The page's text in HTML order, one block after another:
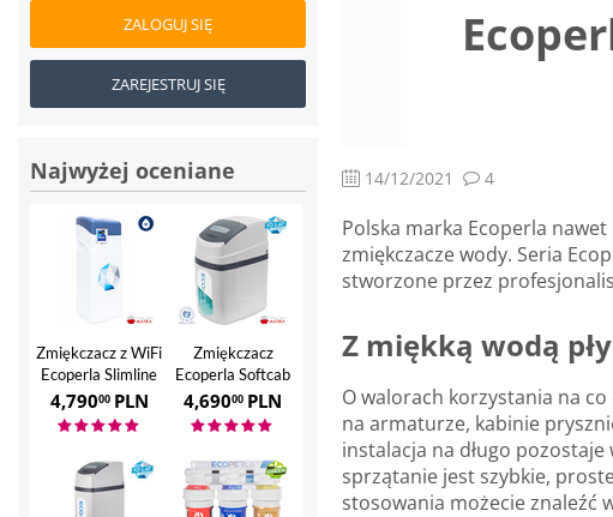
ZALOGUJ SIĘ
ZAREJESTRUJ SIĘ
Najwyżej oceniane
Zmiękczacz z WiFi
Ecoperla Slimline
28
4,79000 PLN
Zmiękczacz
Ecoperla Softcab
12
4,69000 PLN
14/12/2021 4
Polska marka Ecoperla
zmiękczacze wody. Seria
stworzone przez
Z miękką wodą
O walorach korzystania na
na armaturze, kabinie
instalacja na długo
sprzątanie jest szybkie,
stosowania możecie znaleźć